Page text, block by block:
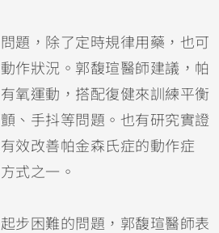
題，除了定時規律用藥，也可
作狀況。郭馥瑄醫師建議，帕
氧運動，搭配復健來訓練平衡
、手抖等問題。也有研究實證
效改善帕金森氏症的動作症
式之一。
步困難的問題，郭馥瑄醫師表